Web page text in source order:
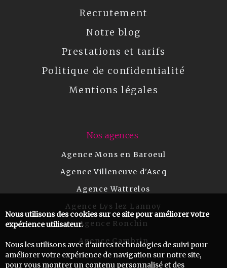
Recrutement
Notre blog
Prestations et tarifs
Politique de confidentialité
Mentions légales
Nos agences
Agence Mons en Baroeul
Agence Villeneuve d'Ascq
Agence Wattrelos
Agence Lys lez Lannoy
Agence Ronchin
Agence Cambrin
Nous utilisons des cookies sur ce site pour améliorer votre
expérience utilisateur.
Nous les utilisons avec d'autres technologies de suivi pour
améliorer votre expérience de navigation sur notre site,
pour vous montrer un contenu personnalisé et des